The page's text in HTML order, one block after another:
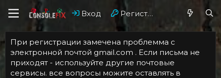
Вход Регистрация
При регистрации замечена проблемма с
электронной почтой gmail.com . Если письма не
приходят - используйте другие почтовые
сервисы. все вопросы можите оставлять в